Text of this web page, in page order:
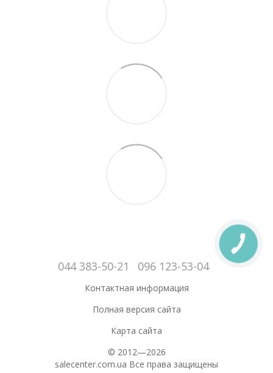
044 383-50-21 096 123-53-04
Контактная информация
Полная версия сайта
Карта сайта
© 2012—2026
salecenter.com.ua Все права защищены